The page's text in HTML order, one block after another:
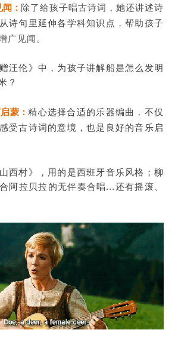
闻 ： 除了给孩子唱古诗词，她还讲述诗
诗句里延伸各学科知识点，帮助孩子
广见闻。
汪伦》中，为孩子讲解船是怎么发明
？
蒙：精心选择合适的乐器编曲，不仅
受古诗词的意境，也是良好的音乐启
西村》，用的是西班牙音乐风格；柳
阿拉贝拉的无伴奏合唱...还有摇滚、